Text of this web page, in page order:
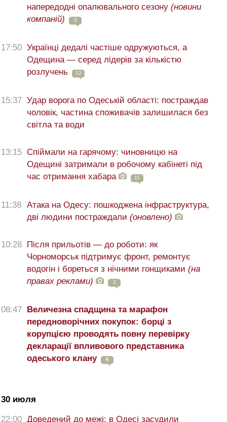
напередодні опалювального сезону (новини
компаній)
3
17:50 Українці дедалі частіше одружуються, а
Одещина — серед лідерів за кількістю
розлучень
12
15:37 Удар ворога по Одеській області: постраждав
чоловік, частина споживачів залишилася без
світла та води
13:15 Спіймали на гарячому: чиновницю на
Одещині затримали в робочому кабінеті під
час отримання хабара
11
11:38 Атака на Одесу: пошкоджена інфраструктура,
дві людини постраждали (оновлено)
10:28 Після прильотів — до роботи: як
Чорноморськ підтримує фронт, ремонтує
водогін і бореться з нічними гонщиками (на
правах реклами)
2
08:47 Величезна спадщина та марафон
передноворічних покупок: борці з
корупцією проводять повну перевірку
декларації впливового представника
одеського клану
6
30 июля
22:00 Доведений до межі: в Одесі засудили